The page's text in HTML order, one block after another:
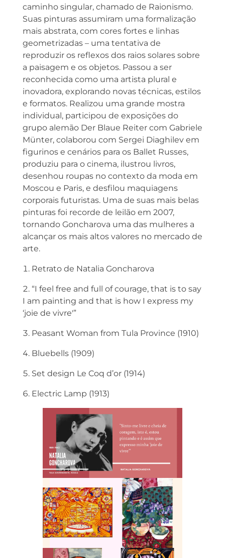
caminho singular, chamado de Raionismo.
Suas pinturas assumiram uma formalização
mais abstrata, com cores fortes e linhas
geometrizadas – uma tentativa de
reproduzir os reflexos dos raios solares sobre
a paisagem e os objetos. Passou a ser
reconhecida como uma artista plural e
inovadora, explorando novas técnicas, estilos
e formatos. Realizou uma grande mostra
individual, participou de exposições do
grupo alemão Der Blaue Reiter com Gabriele
Münter, colaborou com Sergei Diaghilev em
figurinos e cenários para os Ballet Russes,
produziu para o cinema, ilustrou livros,
desenhou roupas no contexto da moda em
Moscou e Paris, e desfilou maquiagens
corporais futuristas. Uma de suas mais belas
pinturas foi recorde de leilão em 2007,
tornando Goncharova uma das mulheres a
alcançar os mais altos valores no mercado de
arte.
Retrato de Natalia Goncharova
“I feel free and full of courage, that is to say
I am painting and that is how I express my
‘joie de vivre'”
Peasant Woman from Tula Province (1910)
Bluebells (1909)
Set design Le Coq d’or (1914)
Electric Lamp (1913)